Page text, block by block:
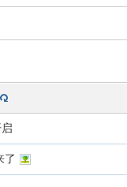
了